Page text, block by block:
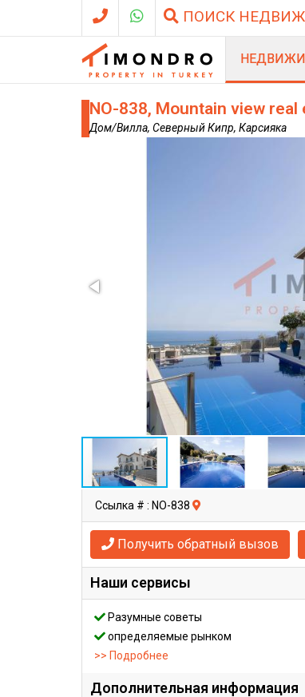
ПОИСК
NO-838, Mountain view
Дом/Вилла, Северный Кипр, Карсияка
Ссылка # : NO-838
Получить обратный вызов
Наши сервисы
Разумные советы
определяемые рынком
>> Подробнее
Дополнительная информация